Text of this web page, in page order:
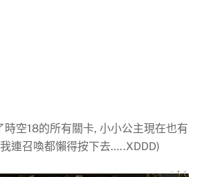
空18的所有關卡, 小小公主現在也有
連召喚都懶得按下去…..XDDD)